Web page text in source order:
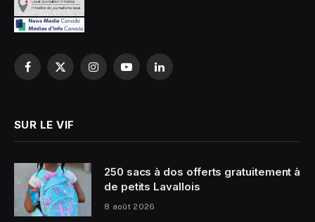
Facebook
X
InstagramYouTubeLinkedIn
SUR LE VIF
250 sacs à dos offerts gratuitement à
de petits Lavallois
8 août 2026